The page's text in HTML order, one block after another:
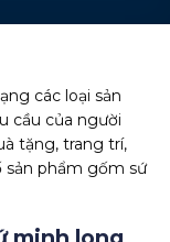
các loại sản
cầu của người
tặng, trang trí,
sản phẩm gốm sứ